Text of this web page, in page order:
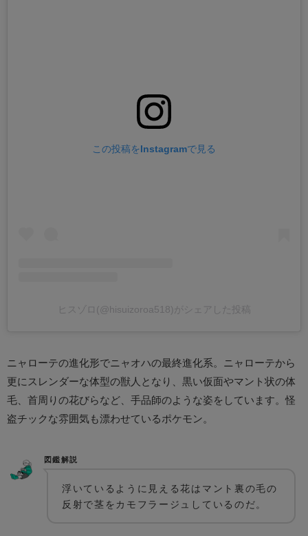
この投稿をInstagramで見る
ヒスゾロ(@hisuizoroa518)がシェアした投稿
ニャローテの進化形でニャオハの最終進化系。ニャローテから
更にスレンダーな体型の獣人となり、黒い仮面やマント状の体
毛、首周りの花びらなど、手品師のような姿をしています。怪
盗チックな雰囲気も漂わせているポケモン。
図鑑解説
浮いているように見える花はマント裏の毛の
反射で茎をカモフラージュしているのだ。